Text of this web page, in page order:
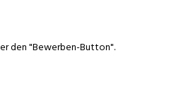
den "Bewerben-Button".